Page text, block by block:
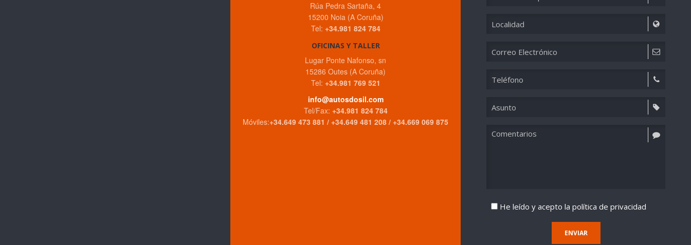
Rúa Pedra Sartaña, 4
15200 Noia (A Coruña)
Tel: +34.981 824 784
OFICINAS Y TALLER
Lugar Ponte Nafonso, sn
15286 Outes (A Coruña)
Tel: +34.981 769 521
info@autosdosil.com
Tel/Fax: +34.981 824 784
Móviles:+34.649 473 881 / +34.649 481 208 / +34.669 069 875
He leído y acepto la política de privacidad
ENVIAR